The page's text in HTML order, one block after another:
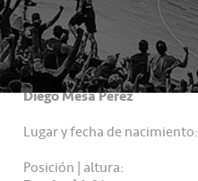
DATOS PERSONALES
Nombre completo:
Diego Mesa Pérez
Lugar y fecha de nacimiento:
Posición | altura: